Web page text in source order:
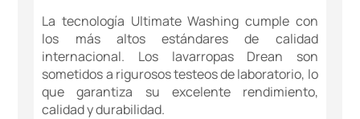
La tecnología Ultimate Washing cumple con
los más altos estándares de calidad
internacional. Los lavarropas Drean son
sometidos a rigurosos testeos de laboratorio, lo
que garantiza su excelente rendimiento,
calidad y durabilidad.